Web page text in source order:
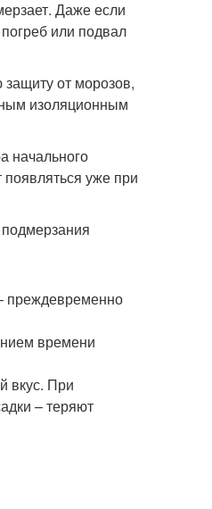
Даже если
или подвал
от морозов,
изоляционным
начального
уже при
преждевременно
времени
вкус. При
– теряют